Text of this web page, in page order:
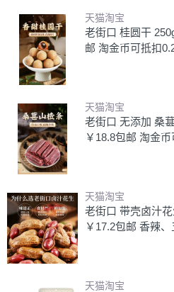
天猫淘宝
老街口 桂圆干
邮 淘金币可抵扣
天猫淘宝
老街口 无添加 桑
￥18.8包邮 淘金
天猫淘宝
老街口 带壳卤汁
￥17.2包邮 香辣
天猫淘宝